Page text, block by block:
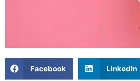
Facebook LinkedIn